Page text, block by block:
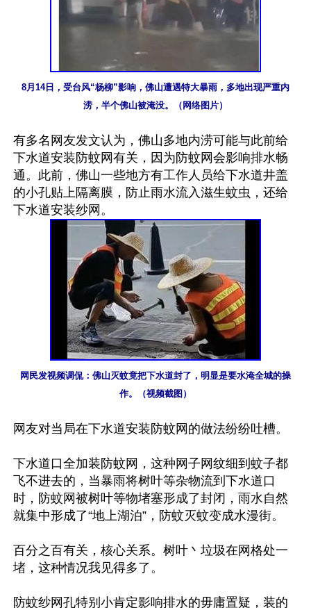
8月14日，受台风“杨柳”影响，佛山遭遇特大暴雨，多地出现严重内
涝，半个佛山被淹没。（网络图片）
有多名网友发文认为，佛山多地内涝可能与此前给
下水道安装防蚊网有关，因为防蚊网会影响排水畅
通。此前，佛山一些地方有工作人员给下水道井盖
的小孔贴上隔离膜，防止雨水流入滋生蚊虫，还给
网民发视频调侃：佛山灭蚊竟把下水道封了，明显是要水淹全城的操
作。（视频截图）
网友对当局在下水道安装防蚊网的做法纷纷吐槽。
下水道口全加装防蚊网，这种网子网纹细到蚊子都
飞不进去的，当暴雨将树叶等杂物流到下水道口
时，防蚊网被树叶等物堵塞形成了封闭，雨水自然
就集中形成了“地上湖泊”，防蚊灭蚊变成水漫街。
百分之百有关，核心关系。树叶丶垃圾在网格处一
堵，这种情况我见得多了。
防蚊纱网孔特别小肯定影响排水的毋庸置疑，装的